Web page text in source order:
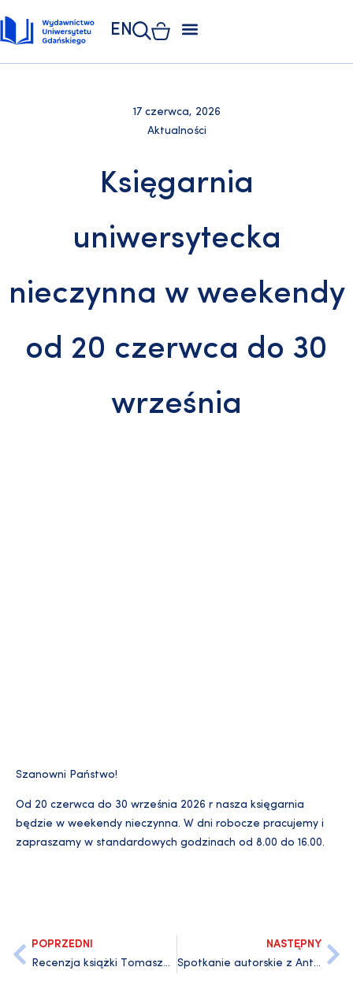
EN
17 czerwca, 2026
Aktualności
Księgarnia
uniwersytecka
nieczynna w weekendy
od 20 czerwca do 30
września
Szanowni Państwo!
Od 20 czerwca do 30 września 2026 r nasza księgarnia
będzie w weekendy nieczynna. W dni robocze pracujemy i
zapraszamy w standardowych godzinach od 8.00 do 16.00.
POPRZEDNI
Recenzja książki Tomasza Snarskiego
NASTĘPNY
Spotkanie autorskie z Antonim Kakareko autorem książki „Cymelia Biblioteki Głównej Uniwersytetu Gdańskiego”